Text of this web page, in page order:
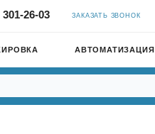
301-26-03 ЗАКАЗАТЬ ЗВОНОК
АВТОМАТИЗАЦИЯ